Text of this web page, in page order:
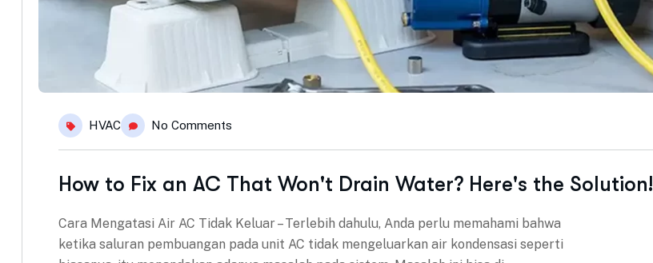
HVAC No Comments
How to Fix an AC That Won't Drain Water? Here's the Solution!
Cara Mengatasi Air AC Tidak Keluar – Terlebih dahulu, Anda perlu memahami bahwa
ketika saluran pembuangan pada unit AC tidak mengeluarkan air kondensasi seperti